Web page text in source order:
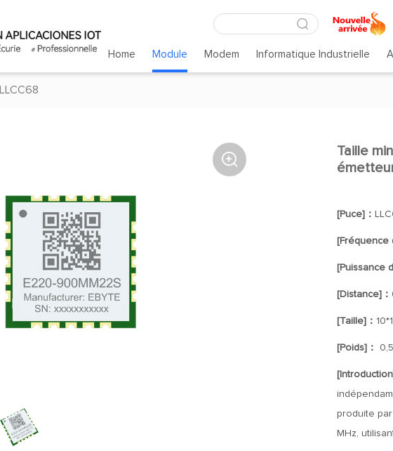
Home Module Modem Informatique Industrielle
LLCC68

Taille
[Puce]：
[Fréquence
[Puissance
[Distance]：
[Taille]：
[Poids]：
produite par
MHz,